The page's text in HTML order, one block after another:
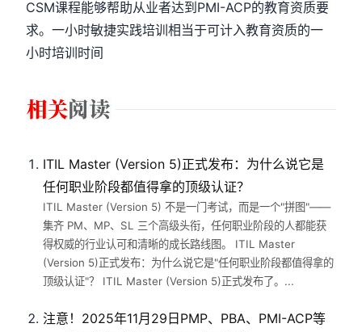
CSM课程能够帮助从业者达到PMI-ACP的教育资质要
求。一小时敏捷实践培训相当于可计入教育资质的一
小时培训时间
ITIL Master (Version 5)正式发布：为什么说它是
任何职业阶段都值得拿的顶级认证？
ITIL Master (Version 5) 不是一门考试，而是一个"拼图"——
集齐 PM、MP、SL 三个高级头衔，任何职业阶段的人都能获
得权威的行业认可和清晰的成长路线图。 ITIL Master
(Version 5)正式发布：为什么说它是"任何职业阶段都值得拿的
顶级认证"？ ITIL Master (Version 5)正式发布了。...
注意！2025年11月29日PMP、PBA、PMI-ACP等